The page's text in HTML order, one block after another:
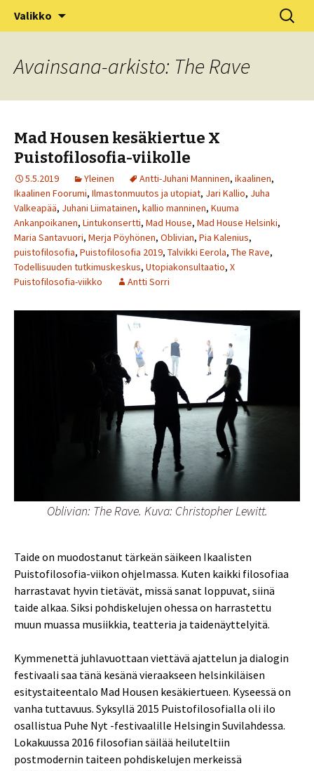
Puistofilosofia
XV Puistofilosofia-viikko Ikaalisissa
15.-19.7.2025
Valikko Haku:
Avainsana-arkisto: The Rave
Mad Housen kesäkiertue X
Puistofilosofia-viikolle
5.5.2019 Yleinen Antti-Juhani Manninen, ikaalinen,
Ikaalinen Foorumi, Ilmastonmuutos ja utopiat, Jari Kallio, Juha
Valkeapää, Juhani Liimatainen, kallio manninen, Kuuma
Ankanpoikanen, Lintukonsertti, Mad House, Mad House Helsinki,
Maria Santavuori, Merja Pöyhönen, Oblivian, Pia Kalenius,
puistofilosofia, Puistofilosofia 2019, Talvikki Eerola, The Rave,
Todellisuuden tutkimuskeskus, Utopiakonsultaatio, X
Puistofilosofia-viikko
Antti Sorri
Oblivian: The Rave. Kuva: Christopher Lewitt.
Taide on muodostanut tärkeän säikeen Ikaalisten
Puistofilosofia-viikon ohjelmassa. Kuten kaikki filosofiaa
harrastavat hyvin tietävät, missä sanat loppuvat, siinä
taide alkaa. Siksi pohdiskelujen ohessa on harrastettu
muun muassa musiikkia, teatteria ja taidenäyttelyitä.
Kymmenettä juhlavuottaan viettävä ajattelun ja dialogin
festivaali saa tänä kesänä vieraakseen helsinkiläisen
esitystaiteentalo Mad Housen kesäkiertueen. Kyseessä on
vanha tuttavuus. Syksyllä 2015 Puistofilosofialla oli ilo
osallistua Puhe Nyt -festivaalille Helsingin Suvilahdessa.
Lokakuussa 2016 filosofian säilää heiluteltiin
postmodernin taiteen pohdiskelujen merkeissä